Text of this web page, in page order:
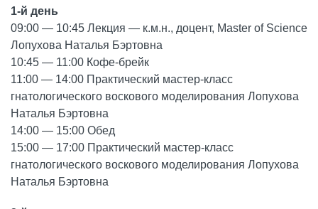
1-й день
09:00 — 10:45 Лекция — к.м.н., доцент, Master of Science
Лопухова Наталья Бэртовна
10:45 — 11:00 Кофе-брейк
11:00 — 14:00 Практический мастер-класс
гнатологического воскового моделирования Лопухова
Наталья Бэртовна
14:00 — 15:00 Обед
15:00 — 17:00 Практический мастер-класс
гнатологического воскового моделирования Лопухова
Наталья Бэртовна